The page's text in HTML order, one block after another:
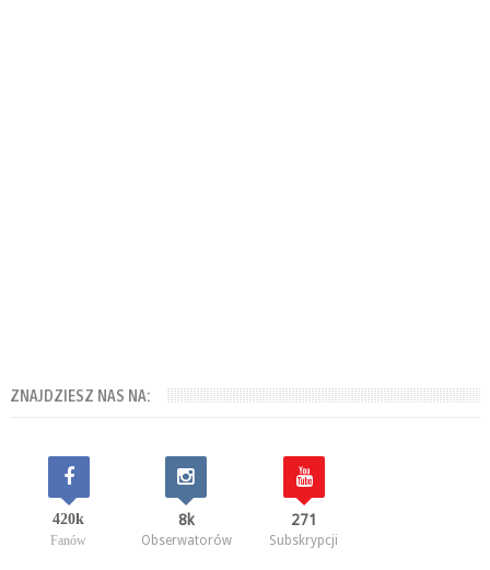
ZNAJDZIESZ NAS NA:
420k
Fanów
8k
Obserwatorów
271
Subskrypcji